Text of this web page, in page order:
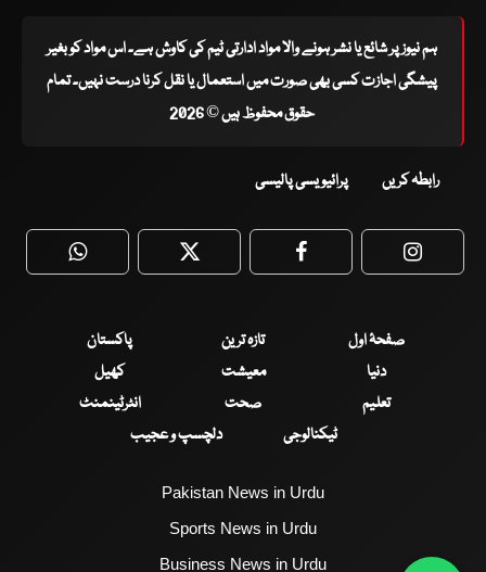
ہم نیوز پر شائع یا نشر ہونے والا مواد ادارتی ٹیم کی کاوش ہے۔ اس مواد کو بغیر
پیشگی اجازت کسی بھی صورت میں استعمال یا نقل کرنا درست نہیں۔ تمام
حقوق محفوظ ہیں © 2026
رابطہ کریں پرائیویسی پالیسی
WhatsApp Twitter Facebook
صفحۂ اول تازہ ترین
پاکستان
دنیا
معیشت
کھیل
تعلیم
صحت
انٹرٹینمنٹ
ٹیکنالوجی
دلچسپ و عجیب
Pakistan News in Urdu
Sports News in Urdu
Business News in Urdu